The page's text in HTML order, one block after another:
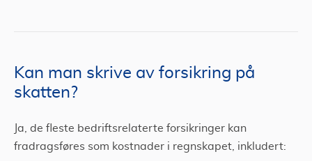
Kan man skrive av forsikring på
skatten?
Ja, de fleste bedriftsrelaterte forsikringer kan
fradragsføres som kostnader i regnskapet, inkludert: